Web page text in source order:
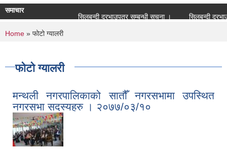
समाचार
सिलबन्दी दरभाउपत्र सम्बन्धी सूचना ।
सिलबन्दी
You are here
Home » फोटो ग्यालरी
फोटो ग्यालरी
मन्थली नगरपालिकाको सातौँ नगरसभामा उपस्थित
नगरसभा सदस्यहरु । २०७७/०३/१०